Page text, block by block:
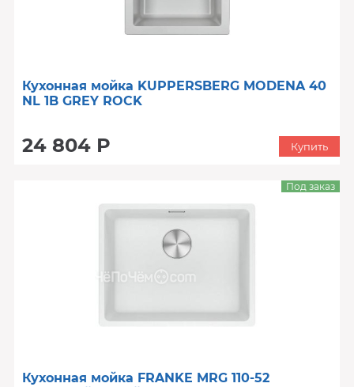
Кухонная мойка KUPPERSBERG MODENA 40
NL 1B GREY ROCK
24 804 Р Купить
Кухонная мойка FRANKE MRG 110-52
Под заказ